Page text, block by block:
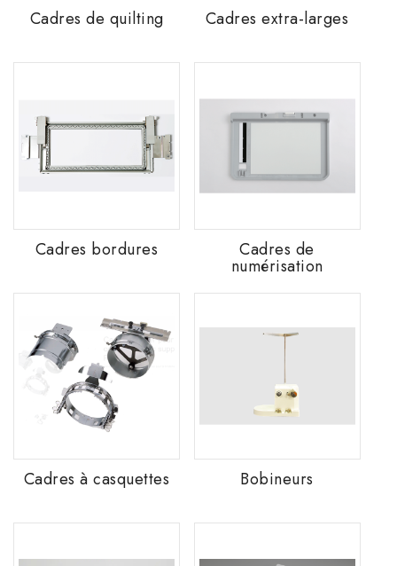
Cadres de quilting Cadres extra-larges
Cadres bordures Cadres de
numérisation
Cadres à casquettes Bobineurs